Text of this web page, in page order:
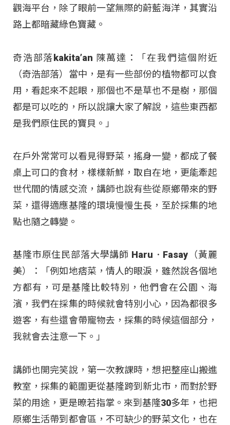
觀海平台，除了眼前一望無際的蔚藍海洋，其實沿
路上都暗藏綠色寶藏。
奇浩部落kakita’an 陳萬達：「在我們這個附近
（奇浩部落）當中，是有一些部份的植物都可以食
用，看起來不起眼，那個也不是草也不是樹，那個
都是可以吃的，所以說讓大家了解說，這些東西都
是我們原住民的寶貝。」
在戶外常常可以看見得野菜，搖身一變，都成了餐
桌上可口的食材，樣樣新鮮，取自在地，更能牽起
世代間的情感交流，講師也說有些從原鄉帶來的野
菜，還得適應基隆的環境慢慢生長，至於採集的地
點也隨之轉變。
基隆市原住民部落大學講師 Haru．Fasay（黃麗
美）：「例如地痞菜，情人的眼淚，雖然說各個地
方都有，可是基隆比較特別，他們會在公園、海
濱，我們在採集的時候就會特別小心，因為都很多
遊客，有些還會帶寵物去，採集的時候這個部分，
我就會去注意一下。」
講師也開完笑說，第一次教課時，想把整座山搬進
教室，採集的範圍更從基隆跨到新北市，而對於野
菜的用途，更是暸若指掌。來到基隆30多年，也把
原鄉生活帶到都會區，不可缺少的野菜文化，也在